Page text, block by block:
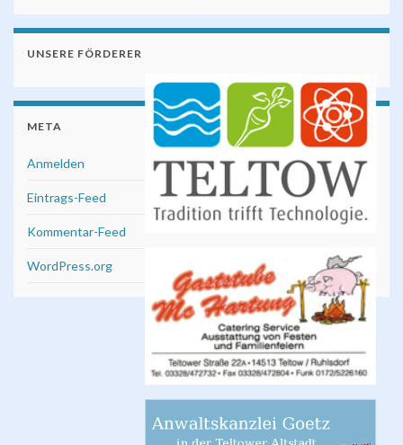
UNSERE FÖRDERER
META
Anmelden
Eintrags-Feed
Kommentar-Feed
WordPress.org